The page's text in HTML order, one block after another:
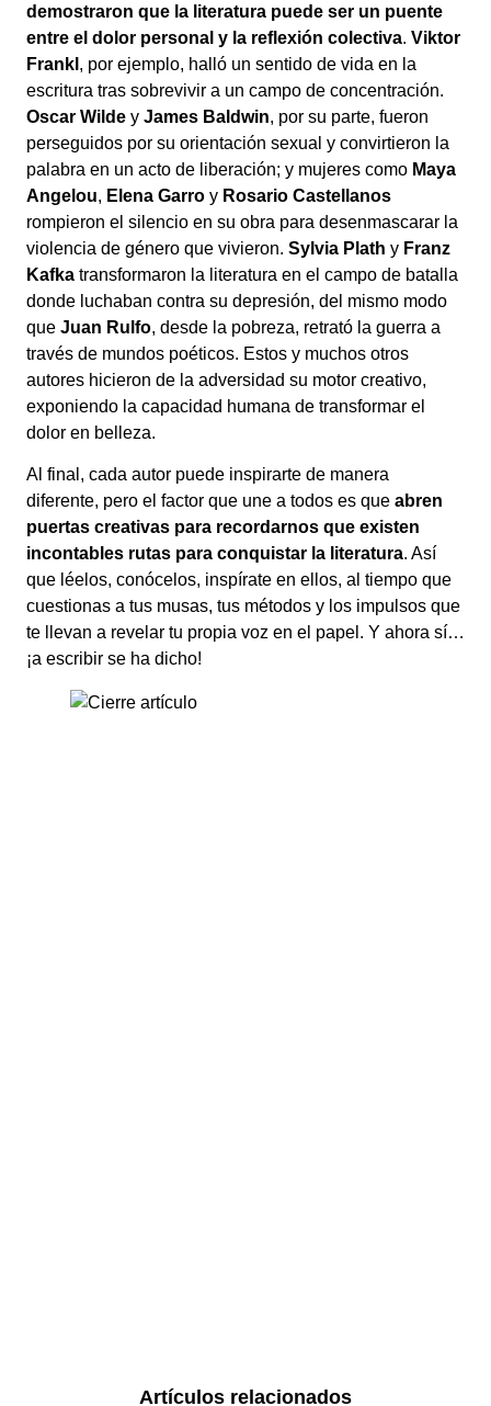
demostraron que la literatura puede ser un puente
entre el dolor personal y la reflexión colectiva. Viktor
Frankl , por ejemplo, halló un sentido de vida en la
escritura tras sobrevivir a un campo de concentración.
Oscar Wilde y James Baldwin, por su parte, fueron
perseguidos por su orientación sexual y convirtieron la
palabra en un acto de liberación; y mujeres como Maya
Angelou, Elena Garro y Rosario Castellanos
rompieron el silencio en su obra para desenmascarar la
violencia de género que vivieron. Sylvia Plath y Franz
Kafka transformaron la literatura en el campo de batalla
donde luchaban contra su depresión, del mismo modo
que Juan Rulfo, desde la pobreza, retrató la guerra a
través de mundos poéticos. Estos y muchos otros
autores hicieron de la adversidad su motor creativo,
exponiendo la capacidad humana de transformar el
dolor en belleza.
Al final, cada autor puede inspirarte de manera
diferente, pero el factor que une a todos es que abren
puertas creativas para recordarnos que existen
incontables rutas para conquistar la literatura. Así
que léelos, conócelos, inspírate en ellos, al tiempo que
cuestionas a tus musas, tus métodos y los impulsos que
te llevan a revelar tu propia voz en el papel. Y ahora sí…
¡a escribir se ha dicho!
Artículos relacionados